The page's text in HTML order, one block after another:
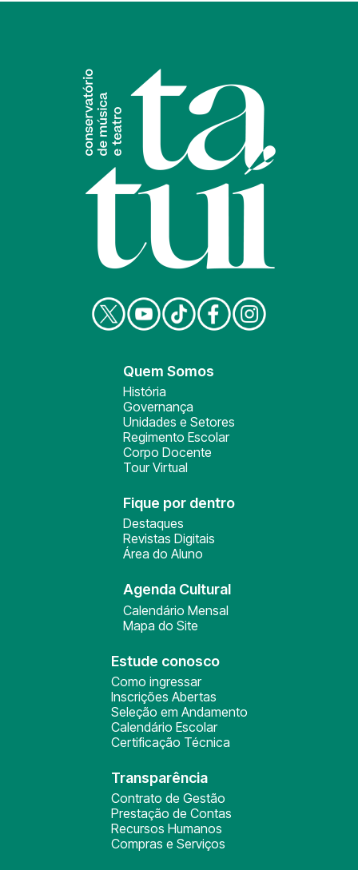
Quem Somos
História
Governança
Unidades e Setores
Regimento Escolar
Corpo Docente
Tour Virtual
Fique por dentro
Destaques
Revistas Digitais
Área do Aluno
Agenda Cultural
Calendário Mensal
Mapa do Site
Estude conosco
Como ingressar
Inscrições Abertas
Seleção em Andamento
Calendário Escolar
Certificação Técnica
Transparência
Contrato de Gestão
Prestação de Contas
Recursos Humanos
Compras e Serviços